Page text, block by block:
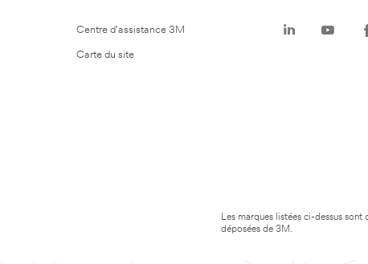
Centre d'assistance 3M
Carte du site
Les marques listées ci-dessus sont
déposées de 3M.